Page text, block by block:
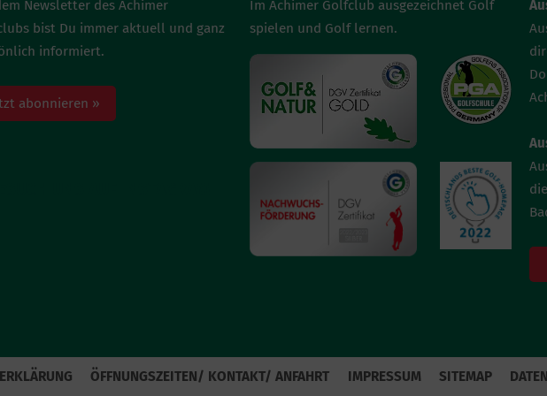
Newsletter des Achimer
bist Du immer aktuell und ganz
informiert.
abonnieren »
Im Achimer Golfclub ausgezeichnet Golf
spielen und Golf lernen.
ÖFFNUNGSZEITEN/ KONTAKT/ ANFAHRT IMPRESSUM SITEMAP